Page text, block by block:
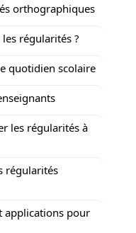
orthographiques
régularités ?
quotidien scolaire
les régularités à
régularités
applications pour